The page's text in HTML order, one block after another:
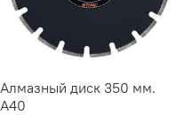
Алмазный диск 350 мм.
А40